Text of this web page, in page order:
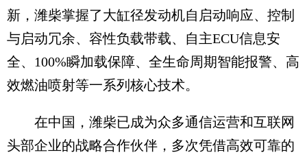
新，潍柴掌握了大缸径发动机自启动响应‌、控制
与启动冗余、容性负载带载‌、自主ECU信息安
全、100%瞬加载保障、全生命周期智能报警‌、高
效燃油喷射‌等一系列核心技术。
在中国，潍柴已成为众多通信运营和互联网
头部企业的战略合作伙伴，多次凭借高效可靠的